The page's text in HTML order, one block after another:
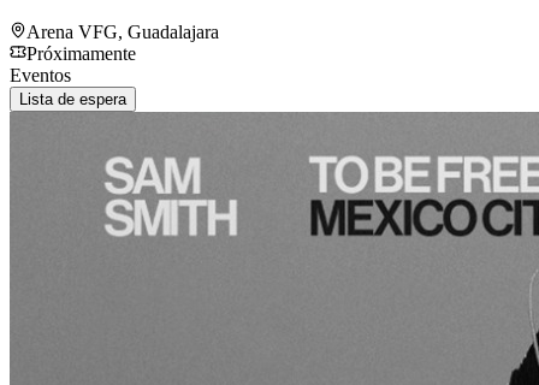
Arena VFG, Guadalajara
Próximamente
Eventos
Lista de espera